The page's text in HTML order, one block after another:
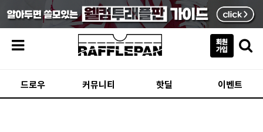
드로우 커뮤니티 핫딜 이벤트